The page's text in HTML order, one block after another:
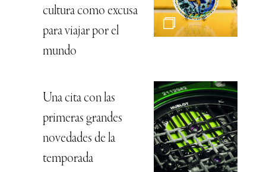
cultura como excusa
para viajar por el
mundo
Una cita con las
primeras grandes
novedades de la
temporada